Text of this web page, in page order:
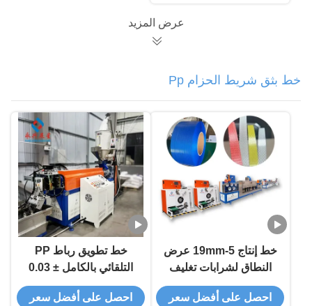
عرض المزيد
خط بثق شريط الحزام Pp
خط إنتاج 5-19mm عرض
النطاق لشرابات تغليف
مواد PP
احصل على أفضل سعر
خط تطويق رباط PP
التلقائي بالكامل ± 0.03
ملم
احصل على أفضل سعر